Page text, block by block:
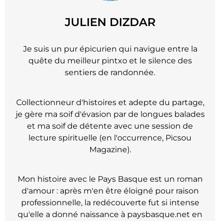
JULIEN DIZDAR
Je suis un pur épicurien qui navigue entre la
quête du meilleur pintxo et le silence des
sentiers de randonnée.
Collectionneur d'histoires et adepte du partage,
je gère ma soif d'évasion par de longues balades
et ma soif de détente avec une session de
lecture spirituelle (en l'occurrence, Picsou
Magazine).
Mon histoire avec le Pays Basque est un roman
d'amour : après m'en être éloigné pour raison
professionnelle, la redécouverte fut si intense
qu'elle a donné naissance à paysbasque.net en